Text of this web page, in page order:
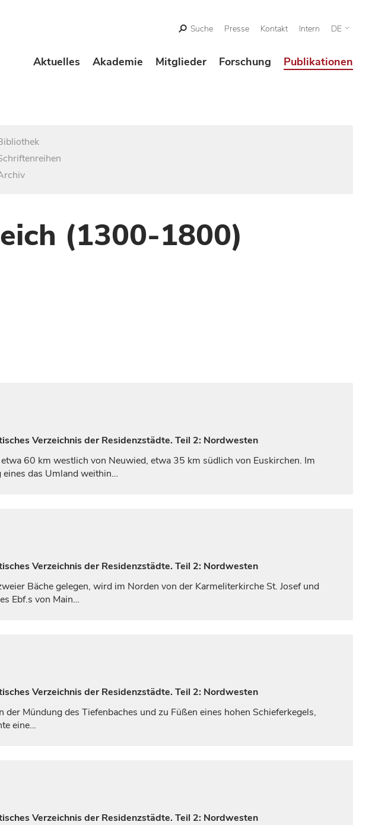
Suche Presse Kontakt Intern DE
Aktuelles Akademie Mitglieder Forschung Publikationen
(1300-1800)
Verzeichnis der Residenzstädte. Teil 2: Nordwesten
etwa 60 km westlich von Neuwied, etwa 35 km südlich von Euskirchen. Im
das Umland weithin…
Verzeichnis der Residenzstädte. Teil 2: Nordwesten
Bäche gelegen, wird im Norden von der Karmeliterkirche St. Josef und
Ebf.s von Main…
Verzeichnis der Residenzstädte. Teil 2: Nordwesten
der Mündung des Tiefenbaches und zu Füßen eines hohen Schieferkegels,
eine…
Verzeichnis der Residenzstädte. Teil 2: Nordwesten